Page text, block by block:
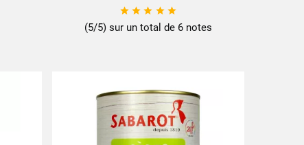
    
(5/5) sur un total de 6 notes